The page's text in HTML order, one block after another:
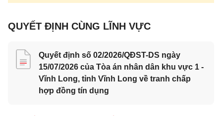
QUYẾT ĐỊNH CÙNG LĨNH VỰC
Quyết định số 02/2026/QĐST-DS ngày
15/07/2026 của Tòa án nhân dân khu vực 1 -
Vĩnh Long, tỉnh Vĩnh Long về tranh chấp
hợp đồng tín dụng